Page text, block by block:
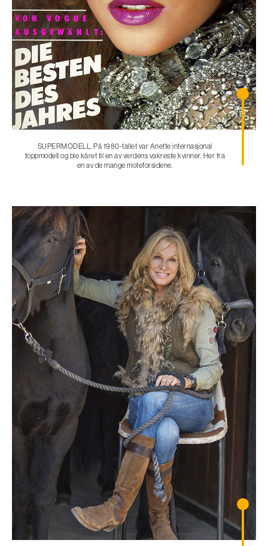
SUPERMODELL. På 1980-tallet var Anette internasjonal
toppmodell og ble kåret til en av verdens vakreste kvinner. Her fra
en av de mange moteforsidene.